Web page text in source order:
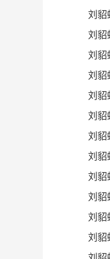
刘貂
刘貂
刘貂
刘貂
刘貂
刘貂
刘貂
刘貂
刘貂
刘貂
刘貂
刘貂